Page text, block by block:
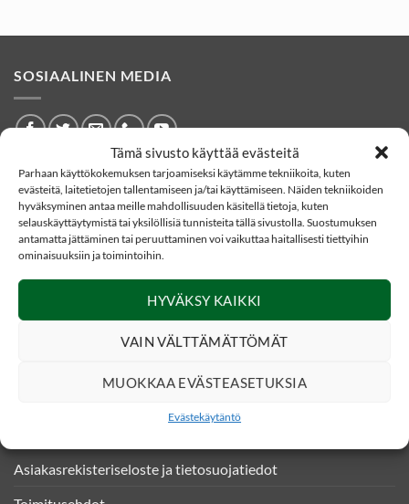
Tämä sivusto käyttää evästeitä
Parhaan käyttökokemuksen tarjoamiseksi käytämme tekniikoita, kuten
evästeitä, laitetietojen tallentamiseen ja/tai käyttämiseen. Näiden tekniikoiden
hyväksyminen antaa meille mahdollisuuden käsitellä tietoja, kuten
selauskäyttäytymistä tai yksilöllisiä tunnisteita tällä sivustolla. Suostumuksen
antamatta jättäminen tai peruuttaminen voi vaikuttaa haitallisesti tiettyihin
ominaisuuksiin ja toimintoihin.
HYVÄKSY KAIKKI
VAIN VÄLTTÄMÄTTÖMÄT
MUOKKAA EVÄSTEASETUKSIA
Evästekäytäntö
SOSIAALINEN MEDIA
YHTEYSTIEDOT
Eränetti verkkokauppa
Kankaistentie 4
51200 Kangasniemi
asiakaspalvelu@eranetti.fi
Asiakasrekisteriseloste ja tietosuojatiedot